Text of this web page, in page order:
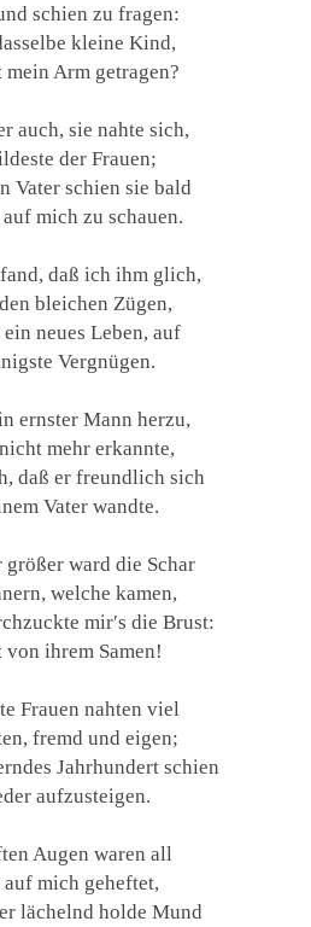
schien zu fragen:
kleine Kind,
mein Arm getragen?
auch, sie nahte sich,
der Frauen;
Vater schien sie bald
mich zu schauen.
daß ich ihm glich,
bleichen Zügen,
ein neues Leben, auf
Vergnügen.
ernster Mann herzu,
mehr erkannte,
daß er freundlich sich
Vater wandte.
größer ward die Schar
welche kamen,
mir′s die Brust:
von ihrem Samen!
Frauen nahten viel
fremd und eigen;
Jahrhundert schien
aufzusteigen.
Augen waren all
auf mich geheftet,
lächelnd holde Mund